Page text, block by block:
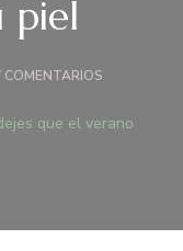
piel
COMENTARIOS
DEJES
TU
que el verano